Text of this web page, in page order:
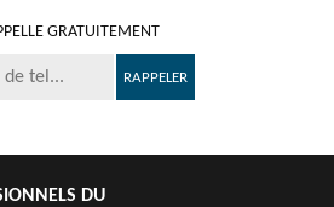
GRATUITEMENT
DU